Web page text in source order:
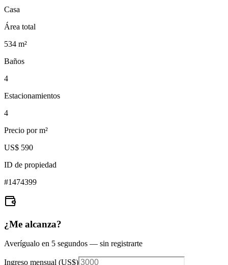
Casa
Área total
534 m²
Baños
4
Estacionamientos
4
Precio por m²
US$ 590
ID de propiedad
#1474399
¿Me alcanza?
Averígualo en 5 segundos — sin registrarte
Ingreso mensual (US$)